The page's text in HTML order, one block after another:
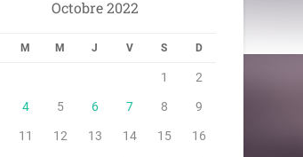
Octobre 2022
M M J V S D
1 2
4 5 6 7 8 9
11 12 13 14 15 16